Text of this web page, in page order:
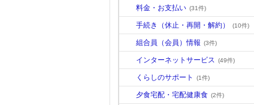
料金・お支払い (31件)
手続き（休止・再開・解約） (10件)
組合員（会員）情報 (3件)
インターネットサービス (49件)
くらしのサポート (1件)
夕食宅配・宅配健康食 (2件)